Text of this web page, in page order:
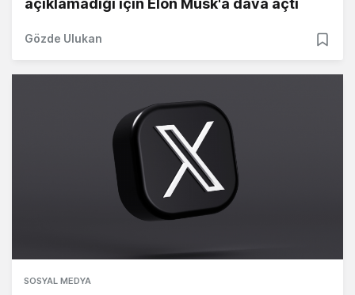
açıklamadığı için Elon Musk'a dava açtı
Gözde Ulukan
SOSYAL MEDYA